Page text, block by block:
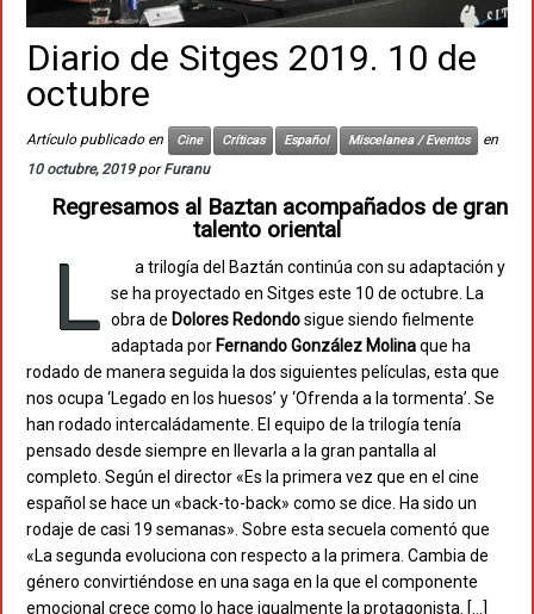
Diario de Sitges 2019. 10 de
octubre
Artículo publicado en Cine Críticas Español Miscelanea / Eventos
en
10 octubre, 2019 porFuranu
Regresamos al Baztan acompañados de gran
talento oriental
L
a trilogía del Baztán continúa con su adaptación y
se ha proyectado en Sitges este 10 de octubre. La
obra de Dolores Redondosigue siendo fielmente
adaptada por FernandoGonzález Molinaque ha
rodado de manera seguida la dos siguientes películas, esta que
nos ocupa ‘Legado en los huesos’ y ‘Ofrenda a la tormenta’. Se
han rodado intercaládamente. El equipo de la trilogía tenía
pensado desde siempre en llevarla a la gran pantalla al
completo. Según el director «Es la primera vez que en el cine
español se hace un «back-to-back» como se dice. Ha sido un
rodaje de casi 19 semanas». Sobre esta secuela comentó que
«La segunda evoluciona con respecto a la primera. Cambia de
género convirtiéndose en una saga en la que el componente
emocional crece como lo hace igualmente la protagonista. […]